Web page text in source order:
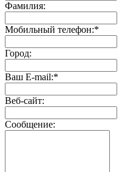
Фамилия:
Мобильный телефон:*
Город:
Ваш E-mail:*
Веб-сайт:
Сообщение: